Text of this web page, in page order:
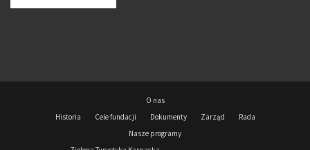
O nas
Historia
Cele fundacji Dokumenty Zarząd
Rada
Nasze programy